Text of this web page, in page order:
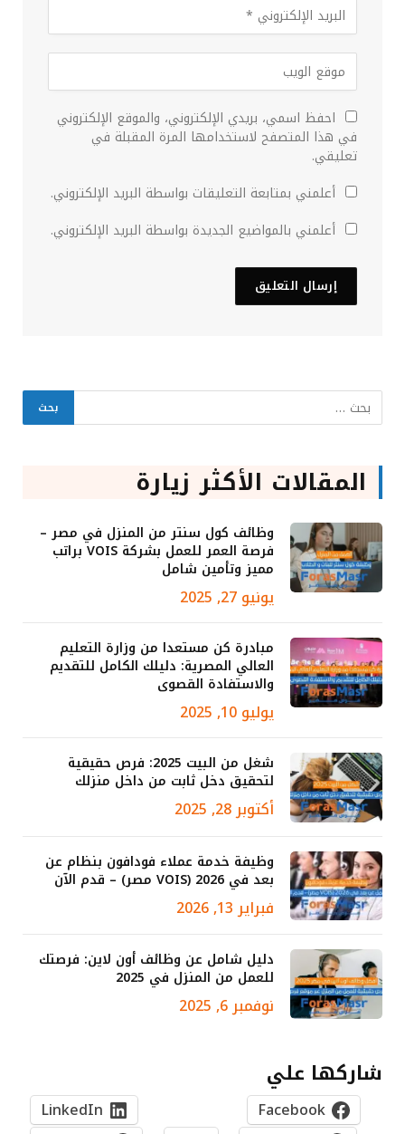
احفظ اسمي، بريدي الإلكتروني، والموقع الإلكتروني
في هذا المتصفح لاستخدامها المرة المقبلة في
تعليقي.
أعلمني بمتابعة التعليقات بواسطة البريد الإلكتروني.
أعلمني بالمواضيع الجديدة بواسطة البريد الإلكتروني.
المقالات الأكثر زيارة
وظائف كول سنتر من المنزل في مصر –
فرصة العمر للعمل بشركة VOIS براتب
مميز وتأمين شامل
يونيو 27, 2025
مبادرة كن مستعدا من وزارة التعليم
العالي المصرية: دليلك الكامل للتقديم
والاستفادة القصوى
يوليو 10, 2025
شغل من البيت 2025: فرص حقيقية
لتحقيق دخل ثابت من داخل منزلك
أكتوبر 28, 2025
وظيفة خدمة عملاء فودافون بنظام عن
بعد في 2026 (VOIS مصر) – قدم الآن
فبراير 13, 2026
دليل شامل عن وظائف أون لاين: فرصتك
للعمل من المنزل في 2025
نوفمبر 6, 2025
شاركها علي
Facebook
LinkedIn